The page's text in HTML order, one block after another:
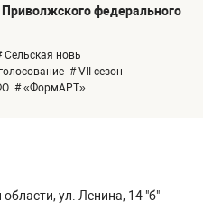
Приволжского федерального
Сельская новь
# VII сезон
# «ФормАРТ»
ул. Ленина, 14 "б"